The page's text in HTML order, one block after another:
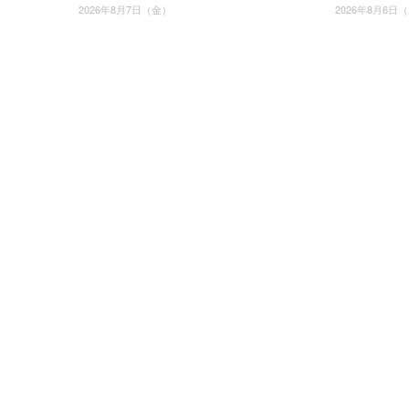
2026年8月7日（金） 2026年8月6日